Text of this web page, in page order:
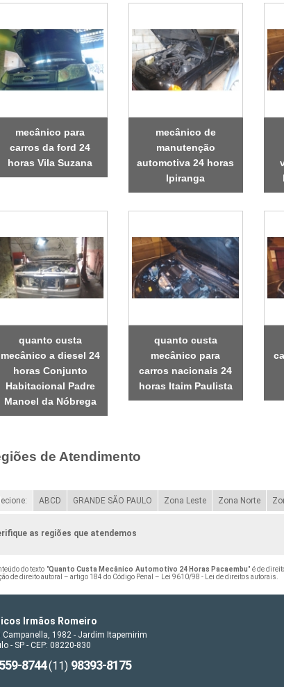
mecânico para
carros da ford 24
horas Vila Suzana
mecânico de
manutenção
automotiva 24 horas
Ipiranga
quanto custa
mecânico a diesel 24
horas Conjunto
Habitacional Padre
Manoel da Nóbrega
quanto custa
mecânico para
carros nacionais 24
horas Itaim Paulista
de Atendimento
ABCD GRANDE SÃO PAULO Zona Leste Zona Norte
as regiões que atendemos
do texto "Quanto Custa Mecânico Automotivo 24 Horas Pacaembu" é de
de direito autoral – artigo 184 do Código Penal – Lei 9610/98 - Lei de direitos autorais.
Irmãos Romeiro
Campanella, 1982 - Jardim Itapemirim
- SP - CEP: 08220-830
8744(11) 98393-8175